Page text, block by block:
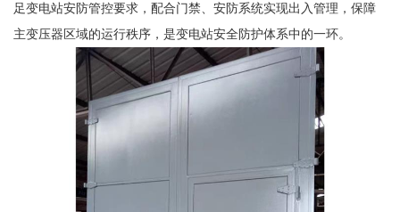
足变电站安防管控要求，配合门禁、安防系统实现出入管理，保障
主变压器区域的运行秩序，是变电站安全防护体系中的一环。